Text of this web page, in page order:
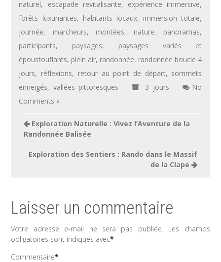
naturel, escapade revitalisante, expérience immersive,
forêts luxuriantes, habitants locaux, immersion totale,
journée, marcheurs, montées, nature, panoramas,
participants, paysages, paysages variés et
époustouflants, plein air, randonnée, randonnée boucle 4
jours, réflexions, retour au point de départ, sommets
enneigés, vallées pittoresques 3 jours
No
Comments »
Navigation
de
Exploration Naturelle : Vivez l’Aventure de la
Randonnée Balisée
Exploration des Sentiers : Rando dans le Massif
de la Clape
Laisser un commentaire
Votre adresse e-mail ne sera pas publiée. Les champs
obligatoires sont indiqués avec*
Commentaire*